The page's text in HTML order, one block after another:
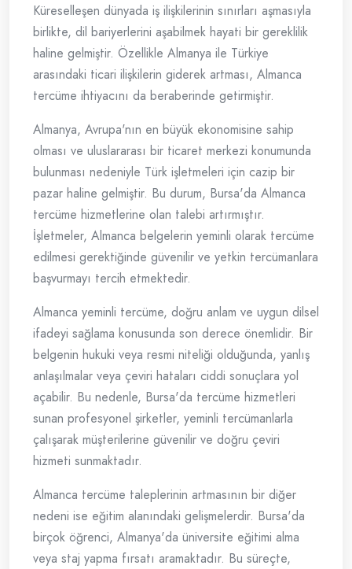
Küreselleşen dünyada iş ilişkilerinin sınırları aşmasıyla
birlikte, dil bariyerlerini aşabilmek hayati bir gereklilik
haline gelmiştir. Özellikle Almanya ile Türkiye
arasındaki ticari ilişkilerin giderek artması, Almanca
tercüme ihtiyacını da beraberinde getirmiştir.
Almanya, Avrupa'nın en büyük ekonomisine sahip
olması ve uluslararası bir ticaret merkezi konumunda
bulunması nedeniyle Türk işletmeleri için cazip bir
pazar haline gelmiştir. Bu durum, Bursa'da Almanca
tercüme hizmetlerine olan talebi artırmıştır.
İşletmeler, Almanca belgelerin yeminli olarak tercüme
edilmesi gerektiğinde güvenilir ve yetkin tercümanlara
başvurmayı tercih etmektedir.
Almanca yeminli tercüme, doğru anlam ve uygun dilsel
ifadeyi sağlama konusunda son derece önemlidir. Bir
belgenin hukuki veya resmi niteliği olduğunda, yanlış
anlaşılmalar veya çeviri hataları ciddi sonuçlara yol
açabilir. Bu nedenle, Bursa'da tercüme hizmetleri
sunan profesyonel şirketler, yeminli tercümanlarla
çalışarak müşterilerine güvenilir ve doğru çeviri
hizmeti sunmaktadır.
Almanca tercüme taleplerinin artmasının bir diğer
nedeni ise eğitim alanındaki gelişmelerdir. Bursa'da
birçok öğrenci, Almanya'da üniversite eğitimi alma
veya staj yapma fırsatı aramaktadır. Bu süreçte,